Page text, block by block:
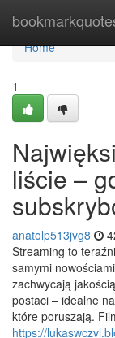
Home
Home
1
liście –
anatolp513jvg8
Streaming to
samymi
zachwycają
postaci – idealne
które poruszają.
https://